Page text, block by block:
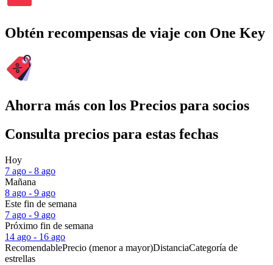
Obtén recompensas de viaje con One Key
Ahorra más con los Precios para socios
Consulta precios para estas fechas
Hoy
7 ago - 8 ago
Mañana
8 ago - 9 ago
Este fin de semana
7 ago - 9 ago
Próximo fin de semana
14 ago - 16 ago
RecomendablePrecio (menor a mayor)DistanciaCategoría de
estrellas